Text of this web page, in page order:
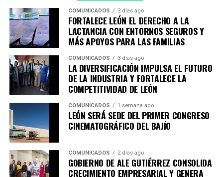
tendrán más tiempo de poder visitarse, siendo el 18 de
enero 2026 el último día de exposición.
Con este ciclo, el Instituto Cultural de León consolida su
compromiso con el fomento, la promoción y el acceso a
los derechos culturales, acercando al público a
experiencias artísticas diversas y de reflexión profunda,
en diálogo con uno de los festivales más importantes de
Iberoamérica.
Para conocer más detalles sobre los espacios expositivos
de CAVI y la programación especial del Cervantino en
León, se invita a seguir las cuentas en redes sociales del
ICL, que son
@culturaleony @cavileonasí como
consultar la página web oficialwww.culturaleon.com
COMUNICADOS 3 días ago
FORTALECE LEÓN EL DERECHO A LA
LACTANCIA CON ENTORNOS SEGUROS Y
MÁS APOYOS PARA LAS FAMILIAS
COMUNICADOS 3 días ago
LA DIVERSIFICACIÓN IMPULSA EL FUTURO
DE LA INDUSTRIA Y FORTALECE LA
COMPETITIVIDAD DE LEÓN
COMUNICADOS 1 semana ago
LEÓN SERÁ SEDE DEL PRIMER CONGRESO
CINEMATOGRÁFICO DEL BAJÍO
COMUNICADOS 2 días ago
GOBIERNO DE ALE GUTIÉRREZ CONSOLIDA
CRECIMIENTO EMPRESARIAL Y GENERA